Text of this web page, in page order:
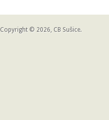
Copyright © 2026, CB Sušice.